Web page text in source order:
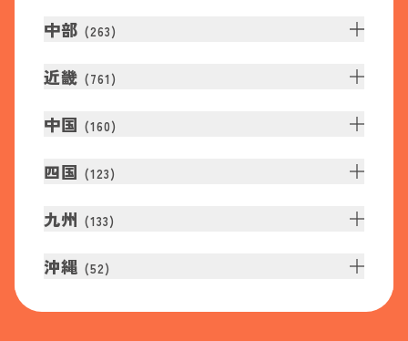
中部 (263)
近畿 (761 )
中国 (160)
四国 (123)
九州 (133)
沖縄 (52)